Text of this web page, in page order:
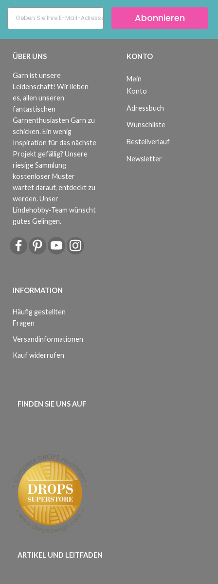
Abonnieren
ÜBER UNS
Garn ist unsere
Leidenschaft! Wir lieben
es, allen unseren
fantastischen
Garnenthusiasten Garn zu
schicken. Ein wenig
Inspiration für das nächste
Projekt gefällig? Unsere
riesige Sammlung
kostenloser Muster
wartet darauf, entdeckt zu
werden. Unser
Lindehobby-Team wünscht
gutes Gelingen.
INFORMATION
Häufig gestellten
Fragen
Versandinformationen
Kauf widerrufen
KONTO
Mein
Konto
Adressbuch
Wunschliste
Bestellverlauf
Newsletter
FINDEN SIE UNS AUF
ARTIKEL UND LEITFADEN